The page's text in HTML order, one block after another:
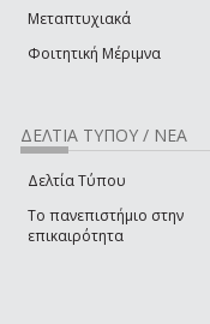
Μεταπτυχιακά
Φοιτητική Μέριμνα
ΔΕΛΤΙΑ ΤΥΠΟΥ / ΝΕΑ
Δελτία Τύπου
Το πανεπιστήμιο στην
επικαιρότητα